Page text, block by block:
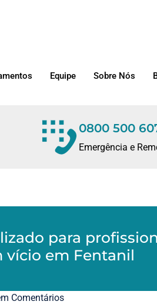
Equipe Sobre Nós
0800 500
Emergência e
para
vício em Fentanil
Comentários